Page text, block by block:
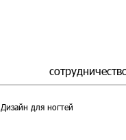
Дизайн для ногтей